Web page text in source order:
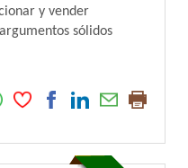
y vender
sólidos